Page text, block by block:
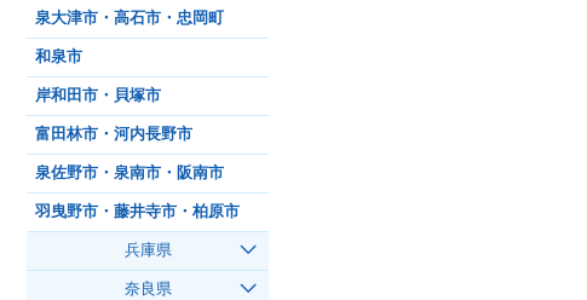
泉大津市・高石市・忠岡町
和泉市
岸和田市・貝塚市
富田林市・河内長野市
泉佐野市・泉南市・阪南市
羽曳野市・藤井寺市・柏原市
兵庫県
奈良県